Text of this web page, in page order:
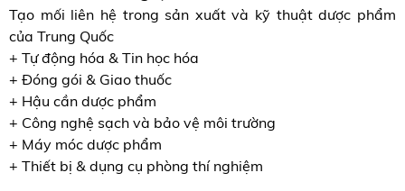
Tạo mối liên hệ trong sản xuất và kỹ thuật dược phẩm
của Trung Quốc
+ Tự động hóa & Tin học hóa
+ Đóng gói & Giao thuốc
+ Hậu cần dược phẩm
+ Công nghệ sạch và bảo vệ môi trường
+ Máy móc dược phẩm
+ Thiết bị & dụng cụ phòng thí nghiệm